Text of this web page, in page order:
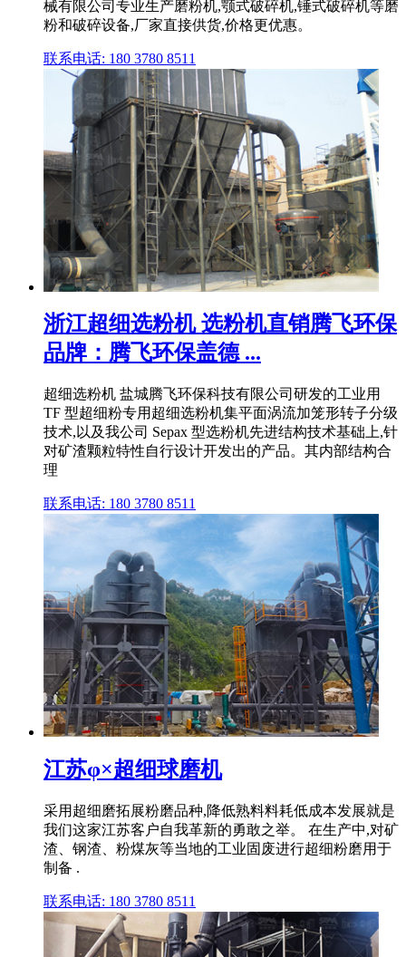
械有限公司专业生产磨粉机,颚式破碎机,锤式破碎机等磨
粉和破碎设备,厂家直接供货,价格更优惠。
联系电话: 180 3780 8511
浙江超细选粉机 选粉机直销腾飞环保
品牌：腾飞环保盖德 ...
超细选粉机 盐城腾飞环保科技有限公司研发的工业用
TF 型超细粉专用超细选粉机集平面涡流加笼形转子分级
技术,以及我公司 Sepax 型选粉机先进结构技术基础上,针
对矿渣颗粒特性自行设计开发出的产品。其内部结构合
理
联系电话: 180 3780 8511
江苏φ×超细球磨机
采用超细磨拓展粉磨品种,降低熟料料耗低成本发展就是
我们这家江苏客户自我革新的勇敢之举。 在生产中,对矿
渣、钢渣、粉煤灰等当地的工业固废进行超细粉磨用于
制备 .
联系电话: 180 3780 8511